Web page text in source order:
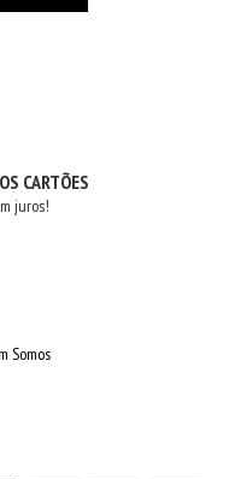
CARTÕES
juros!
Somos